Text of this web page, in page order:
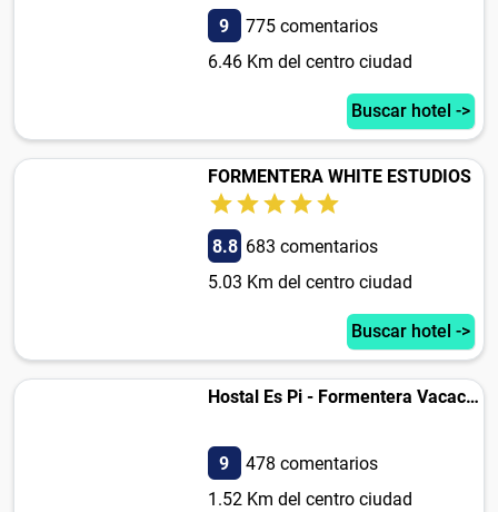
9
775 comentarios
6.46 Km del centro ciudad
Buscar hotel ->
FORMENTERA WHITE ESTUDIOS
8.8 683 comentarios
5.03 Km del centro ciudad
Buscar hotel ->
Hostal Es Pi - Formentera Vacaciones
9
478 comentarios
1.52 Km del centro ciudad